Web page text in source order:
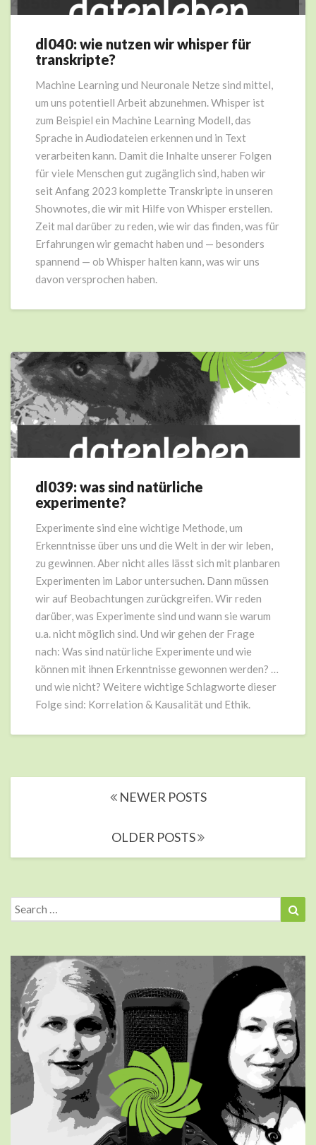
dl040:
wie
wir
whisper
für
transkripte?
dl040: wie nutzen wir whisper für
transkripte?
Machine Learning und Neuronale Netze sind mittel,
um uns potentiell Arbeit abzunehmen. Whisper ist
zum Beispiel ein Machine Learning Modell, das
Sprache in Audiodateien erkennen und in Text
verarbeiten kann. Damit die Inhalte unserer Folgen
für viele Menschen gut zugänglich sind, haben wir
seit Anfang 2023 komplette Transkripte in unseren
Shownotes, die wir mit Hilfe von Whisper erstellen.
Zeit mal darüber zu reden, wie wir das finden, was für
Erfahrungen wir gemacht haben und — besonders
spannend — ob Whisper halten kann, was wir uns
davon versprochen haben.
dl039:
was
natürliche
experimente?
dl039: was sind natürliche
experimente?
Experimente sind eine wichtige Methode, um
Erkenntnisse über uns und die Welt in der wir leben,
zu gewinnen. Aber nicht alles lässt sich mit planbaren
Experimenten im Labor untersuchen. Dann müssen
wir auf Beobachtungen zurückgreifen. Wir reden
darüber, was Experimente sind und wann sie warum
u.a. nicht möglich sind. Und wir gehen der Frage
nach: Was sind natürliche Experimente und wie
können mit ihnen Erkenntnisse gewonnen werden? …
und wie nicht? Weitere wichtige Schlagworte dieser
Folge sind: Korrelation & Kausalität und Ethik.
NEWER POSTS
OLDER POSTS
Search
for: